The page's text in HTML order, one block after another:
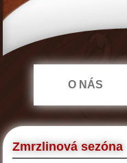
O NÁS
Zmrzlinová sezóna